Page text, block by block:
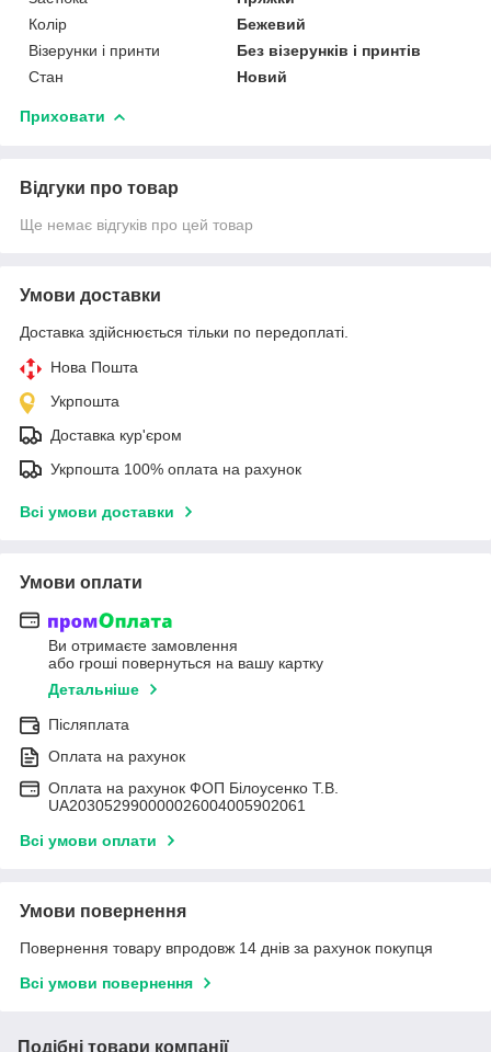
Колір
Бежевий
Візерунки і принти
Без візерунків і принтів
Стан
Новий
Приховати
Відгуки про товар
Ще немає відгуків про цей товар
Умови доставки
Доставка здійснюється тільки по передоплаті.
Нова Пошта
Укрпошта
Доставка кур'єром
Укрпошта 100% оплата на рахунок
Всі умови доставки
Умови оплати
Ви отримаєте замовлення
або гроші повернуться на вашу картку
Детальніше
Післяплата
Оплата на рахунок
Оплата на рахунок ФОП Білоусенко Т.В.
UA203052990000026004005902061
Всі умови оплати
Умови повернення
Повернення товару впродовж 14 днів за рахунок покупця
Всі умови повернення
Подібні товари компанії